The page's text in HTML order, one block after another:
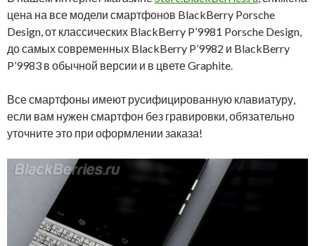
цена на все модели смартфонов BlackBerry Porsche
Design, от классических BlackBerry P’9981 Porsche Design,
до самых современных BlackBerry P’9982 и BlackBerry
P’9983 в обычной версии и в цвете Graphite.
Все смартфоны имеют русифицированную клавиатуру,
если вам нужен смартфон без гравировки, обязательно
уточните это при оформлении заказа!